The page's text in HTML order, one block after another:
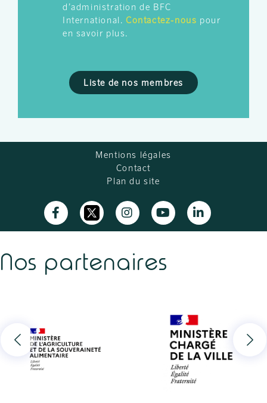
d’administration de BFC
International. Contactez-nous pour
en savoir plus.
Liste de nos membres
Mentions légales
Contact
Plan du site
Nos partenaires